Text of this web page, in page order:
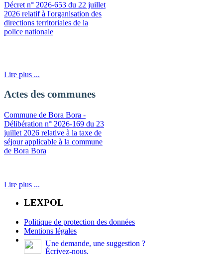
sujétions spéciales
Décret n° 2026-653 du 22 juillet
2026 relatif à l'organisation des
directions territoriales de la
police nationale
Lire plus ...
Actes des communes
Commune de Bora Bora -
Délibération n° 2026-169 du 23
juillet 2026 relative à la taxe de
séjour applicable à la commune
de Bora Bora
Lire plus ...
LEXPOL
Politique de protection des données
Mentions légales
Une demande, une suggestion ?
Écrivez-nous.